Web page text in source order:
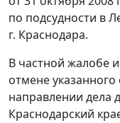
по подсудности в
г. Краснодара.
В частной жалобе
отмене
направлении дела
Краснодарский